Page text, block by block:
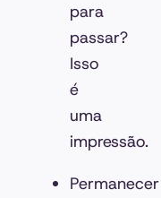
para
passar?
Isso
é
uma
impressão.
Permanecer